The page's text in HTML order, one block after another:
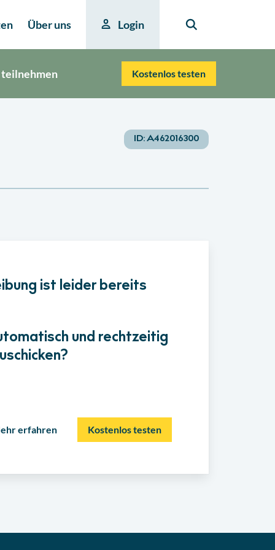
Über uns Login
teilnehmen Kostenlos testen
ID:A462016300
ist leider bereits
und rechtzeitig
erfahren Kostenlos testen